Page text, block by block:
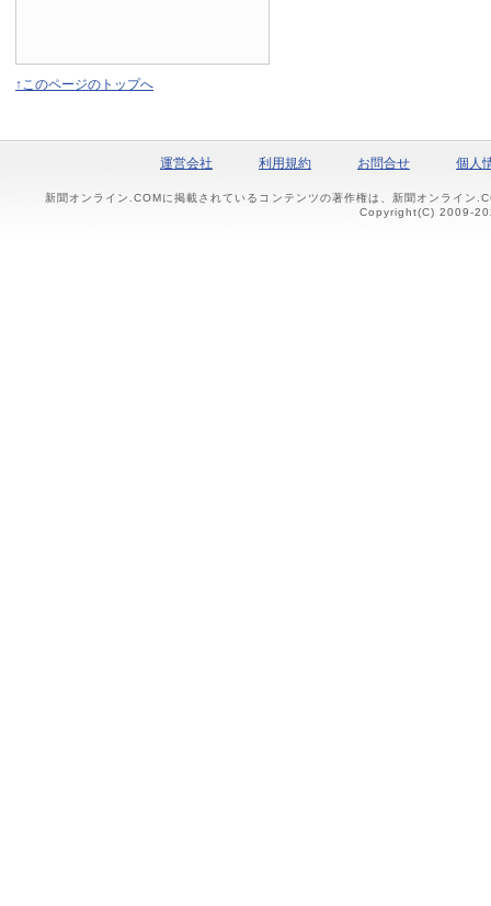
↑このページのトップへ
運営会社 利用規約 お問合せ 個人
新聞オンライン.COMに掲載されているコンテンツの著作権は、新聞オンライン
Copyright(C) 2009-